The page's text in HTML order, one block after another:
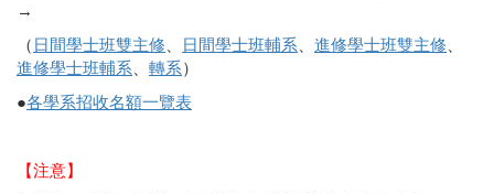
→
（ 日間學士班雙主修 日間學士班輔系 進修學士班雙主修
進修學士班輔系
轉系）
●各學系招收名額一覽表
【注意】